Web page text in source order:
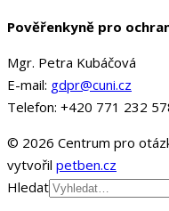
Pověřenkyně pro
Mgr. Petra Kubáčová
E-mail: gdpr@cuni.cz
Telefon: +420 771 232
© 2026 Centrum pro
vytvořil petben.cz
Hledat